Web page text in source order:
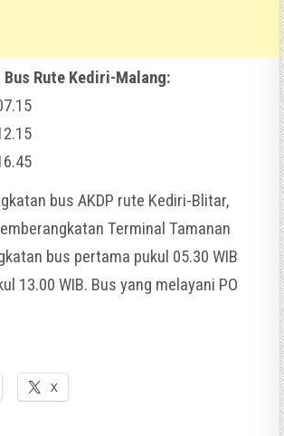
Rute Kediri-Malang:
bus AKDP rute Kediri-Blitar,
Terminal Tamanan
bus pertama pukul 05.30 WIB
13.00 WIB. Bus yang melayani PO
X